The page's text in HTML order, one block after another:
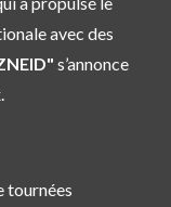
avec des
s’annonce
tournées